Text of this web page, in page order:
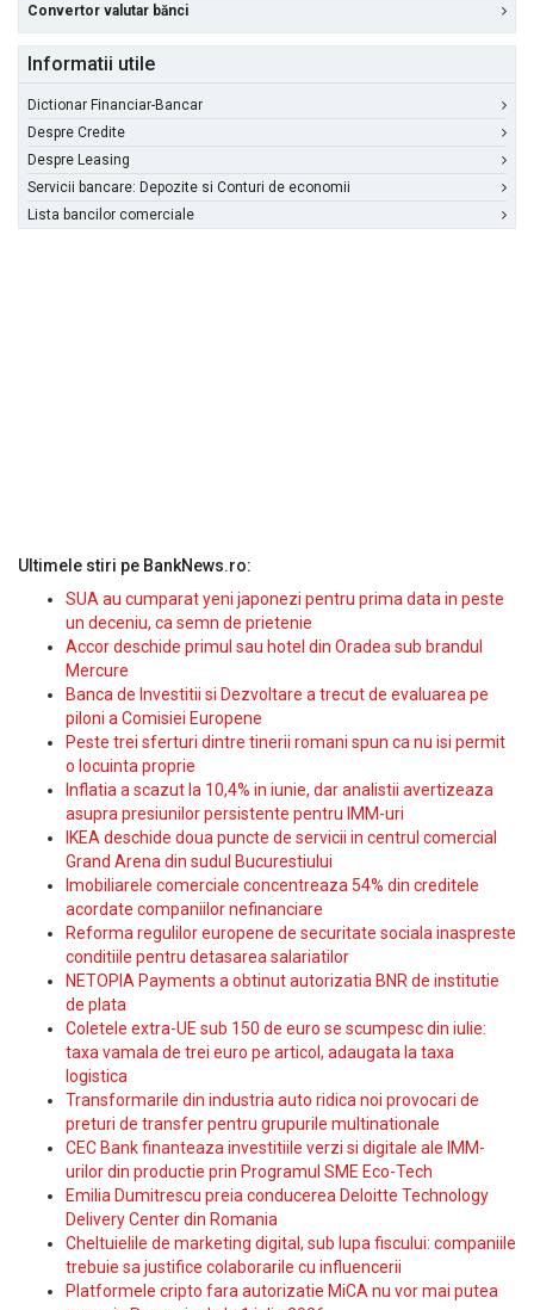
Convertor valutar bănci
Informatii utile
Dictionar Financiar-Bancar
Despre Credite
Despre Leasing
Servicii bancare: Depozite si Conturi de economii
Lista bancilor comerciale
Ultimele stiri pe BankNews.ro:
SUA au cumparat yeni japonezi pentru prima data in peste
un deceniu, ca semn de prietenie
Accor deschide primul sau hotel din Oradea sub brandul
Mercure
Banca de Investitii si Dezvoltare a trecut de evaluarea pe
piloni a Comisiei Europene
Peste trei sferturi dintre tinerii romani spun ca nu isi permit
o locuinta proprie
Inflatia a scazut la 10,4% in iunie, dar analistii avertizeaza
asupra presiunilor persistente pentru IMM-uri
IKEA deschide doua puncte de servicii in centrul comercial
Grand Arena din sudul Bucurestiului
Imobiliarele comerciale concentreaza 54% din creditele
acordate companiilor nefinanciare
Reforma regulilor europene de securitate sociala inaspreste
conditiile pentru detasarea salariatilor
NETOPIA Payments a obtinut autorizatia BNR de institutie
de plata
Coletele extra-UE sub 150 de euro se scumpesc din iulie:
taxa vamala de trei euro pe articol, adaugata la taxa
logistica
Transformarile din industria auto ridica noi provocari de
preturi de transfer pentru grupurile multinationale
CEC Bank finanteaza investitiile verzi si digitale ale IMM-
urilor din productie prin Programul SME Eco-Tech
Emilia Dumitrescu preia conducerea Deloitte Technology
Delivery Center din Romania
Cheltuielile de marketing digital, sub lupa fiscului: companiile
trebuie sa justifice colaborarile cu influencerii
Platformele cripto fara autorizatie MiCA nu vor mai putea